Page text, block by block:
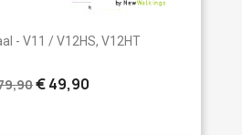
- V11 / V12HS, V12HT
€ 49,90